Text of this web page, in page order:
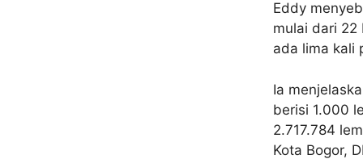
Eddy
mulai dari 22
ada lima kali
Ia
berisi 1.000
2.717.784
Kota Bogor,